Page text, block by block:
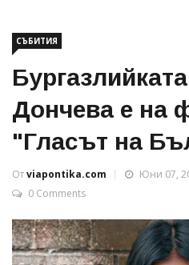
СЪБИТИЯ
Дончева е на
"Гласът на
Отviapontika.com
Юни 07,
0 Comments